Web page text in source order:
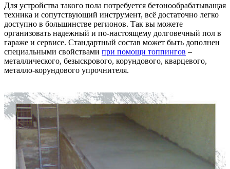
Для устройства такого пола потребуется бетонообрабатыващая
техника и сопутствующий инструмент, всё достаточно легко
доступно в большинстве регионов. Так вы можете
организовать надежный и по-настоящему долговечный пол в
гараже и сервисе. Стандартный состав может быть дополнен
специальными свойствами при помощи топпингов –
металлического, безыскрового, корундового, кварцевого,
металло-корундового упрочнителя.